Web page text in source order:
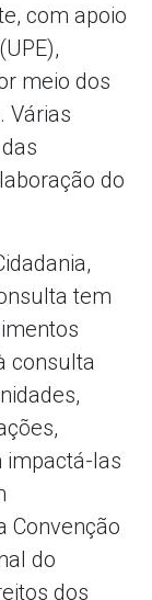
com apoio
meio dos
Várias
do
tem
consulta
impactá-las
Convenção
do
dos